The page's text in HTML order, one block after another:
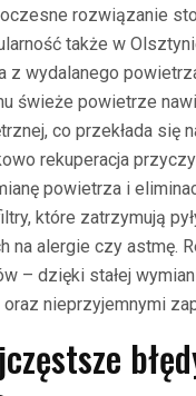
rozwiązanie
także w
z wydalanego
świeże powietrze
co przekłada się
rekuperacja
powietrza i
które zatrzymują
na alergie czy astmę.
– dzięki stałej
nieprzyjemnymi